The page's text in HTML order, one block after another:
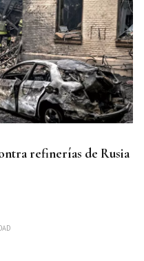
refinerías de Rusia